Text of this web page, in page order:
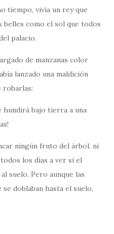
tiempo, vivía un rey que
belles como el sol que todos
palacio.
de manzanas color
lanzado una maldición
robarlas:
hundirá bajo tierra a una
ningún fruto del árbol, ni
los días a ver si el
suelo. Pero aunque las
se doblaban hasta el suelo,